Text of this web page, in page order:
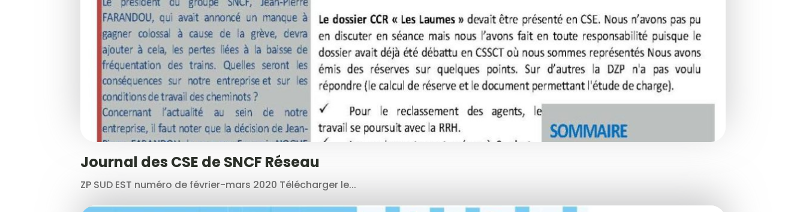
Journal des CSE de SNCF Réseau
ZP SUD EST numéro de février-mars 2020 Télécharger le...